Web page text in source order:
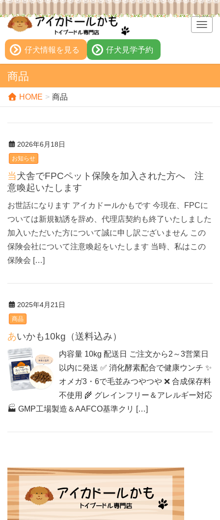
T
i
o
仔犬情報を見る 仔犬見学予約
商品
HOME 商品
2026年6月18日
お知らせ
当犬舎でFPCペット保険を加入された方へ 注
意喚起いたします
お世話になります アイカドールかもです 今現在、FPCに
ついては新規勧誘を辞め、代理店契約も終了いたしました
加入いただいた方について誠に申し訳ございません この
保険会社について注意喚起をいたします 当時、私はこの
保険会 […]
2025年4月21日
商品
あいかも10kg（送料込み）
内容量 10kg 配送日 ご注文から2～3営業日
以内に発送 ✅ 消化酵素配合で健康ウンチ ✨
オメガ3・6で毛並みつやつや ❌ 合成保存料
不使用 🌾 グレインフリー＆アレルギー対応
🏭 GMP工場製造＆AAFCO基準クリ […]